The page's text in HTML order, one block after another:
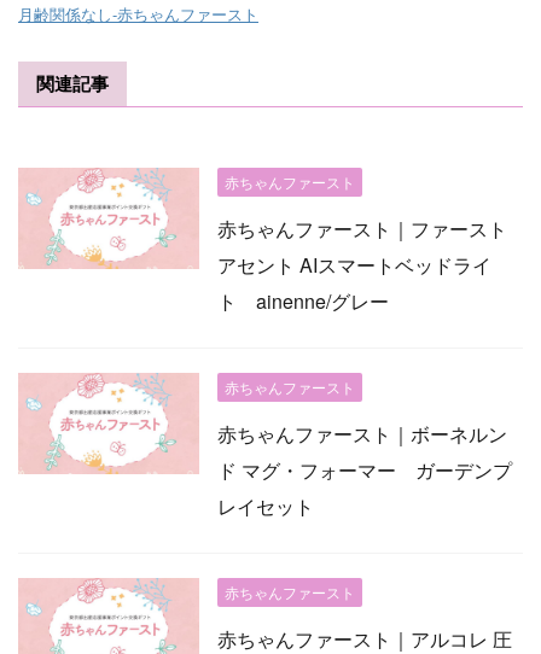
月齢関係なし-赤ちゃんファースト
関連記事
赤ちゃんファースト
赤ちゃんファースト｜ファースト
アセント AIスマートベッドライ
ト ainenne/グレー
赤ちゃんファースト
赤ちゃんファースト｜ボーネルン
ド マグ・フォーマー ガーデンプ
レイセット
赤ちゃんファースト
赤ちゃんファースト｜アルコレ 圧